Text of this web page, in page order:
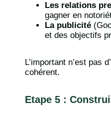
Les relations
gagner en
La publicité
et des objectifs
L’important n’est pas
cohérent.
Etape 5 :